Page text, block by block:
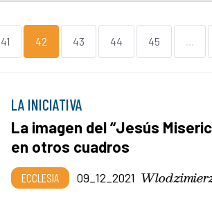
41 42 43 44 45 ...
LA INICIATIVA
La imagen del “Jesús
en otros cuadros
ECCLESIA 09_12_2021